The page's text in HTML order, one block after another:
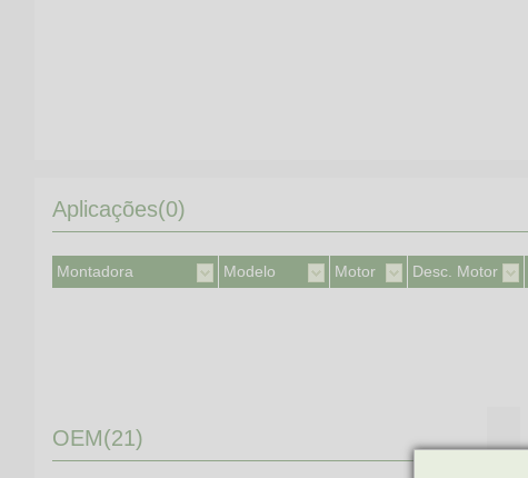
Aplicações(0)
Montadora Modelo Motor Desc. Motor
OEM(21)